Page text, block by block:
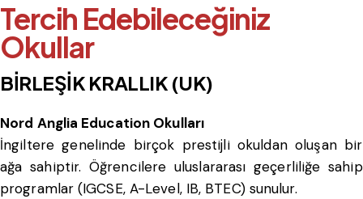
Tercih Edebileceğiniz
Okullar
BİRLEŞİK KRALLIK (UK)
Nord Anglia Education Okulları
İngiltere genelinde birçok prestijli okuldan oluşan bir
ağa sahiptir. Öğrencilere uluslararası geçerliliğe sahip
programlar (IGCSE, A-Level, IB, BTEC) sunulur.